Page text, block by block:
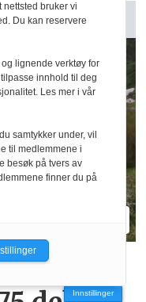
Innstillinger
nettsted bruker vi
Du kan reservere
lignende verktøy for
innhold til deg
Les mer i vår
samtykker under, vil
til medlemmene i
besøk på tvers av
finner du på